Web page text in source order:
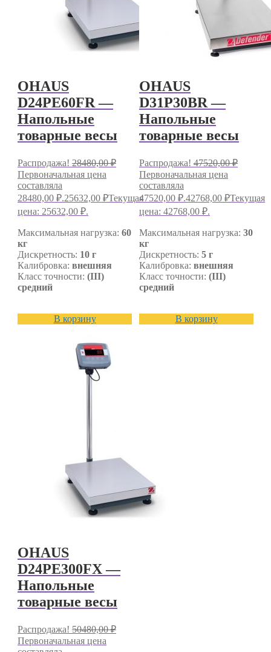
OHAUS
D24PE60FR —
Напольные
товарные весы
Распродажа! 28480,00₽
Первоначальная цена
составляла
28480,00 ₽.25632,00 ₽Текущая
цена: 25632,00 ₽.
Максимальная нагрузка: 60
кг
Дискретность: 10 г
Калибровка: внешняя
Класс точности: (III)
средний
В корзину
OHAUS
D31P30BR —
Напольные
товарные весы
Распродажа! 47520,00₽
Первоначальная цена
составляла
47520,00 ₽.42768,00 ₽Текущая
цена: 42768,00 ₽.
Максимальная нагрузка: 30
кг
Дискретность: 5 г
Калибровка: внешняя
Класс точности: (III)
средний
В корзину
OHAUS
D24PE300FX —
Напольные
товарные весы
Распродажа! 50480,00₽
Первоначальная цена